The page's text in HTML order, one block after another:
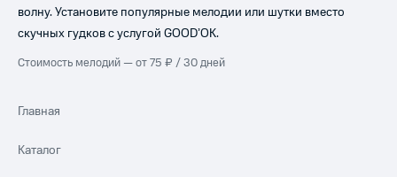
волну. Установите популярные мелодии или шутки вместо
скучных гудков с услугой GOOD’OK.
Стоимость мелодий — от 75 ₽ / 30 дней
Главная
Каталог